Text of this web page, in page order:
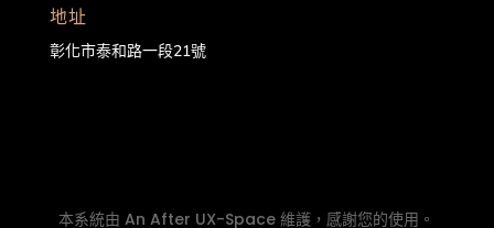
地址
彰化市泰和路一段21號
本系統由An After UX-Space 維護，感謝您的使用。